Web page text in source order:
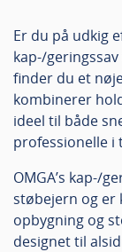
Er du på udkig
kap-/
finder du et
kombinerer
ideel til både
professionelle
OMGA’s kap-/
støbejern og er
opbygning og
designet til